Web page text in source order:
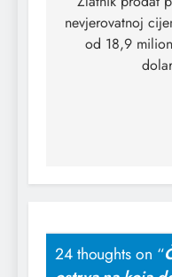
nevjerovatnoj
od 18,9
24 thoughts on “